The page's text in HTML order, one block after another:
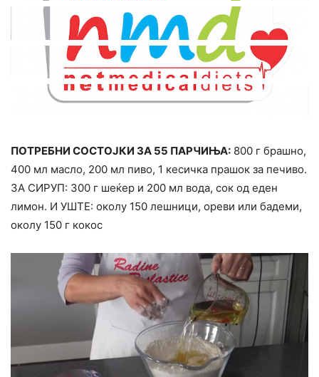
ПОТРЕБНИ СОСТОЈКИ ЗА 55 ПАРЧИЊА: 800 г брашно,
400 мл масло, 200 мл пиво, 1 кесичка прашок за печиво.
ЗА СИРУП: 300 г шеќер и 200 мл вода, сок од еден
лимон. И УШТЕ: околу 150 лешници, ореви или бадеми,
околу 150 г кокос